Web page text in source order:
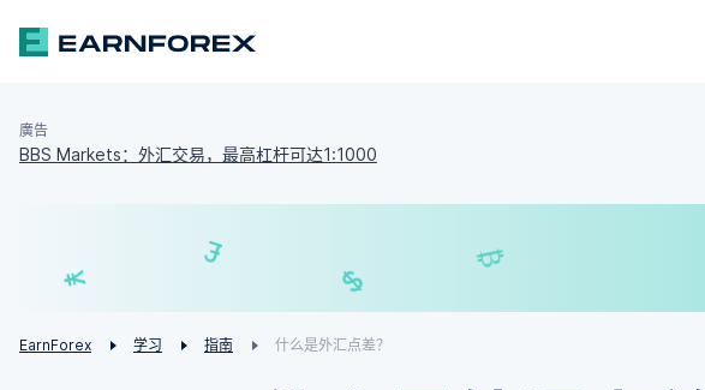
廣告
BBS Markets：外汇交易，最高杠杆可达1:1000
EarnForex 学习 指南 什么是外汇点差？